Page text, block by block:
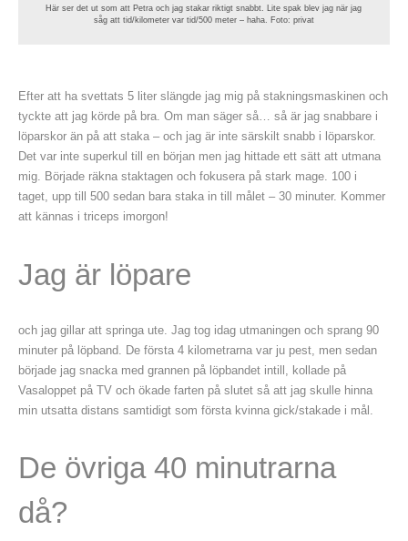
Här ser det ut som att Petra och jag stakar riktigt snabbt. Lite spak blev jag när jag
såg att tid/kilometer var tid/500 meter – haha. Foto: privat
Efter att ha svettats 5 liter slängde jag mig på stakningsmaskinen och
tyckte att jag körde på bra. Om man säger så… så är jag snabbare i
löparskor än på att staka – och jag är inte särskilt snabb i löparskor.
Det var inte superkul till en början men jag hittade ett sätt att utmana
mig. Började räkna staktagen och fokusera på stark mage. 100 i
taget, upp till 500 sedan bara staka in till målet – 30 minuter. Kommer
att kännas i triceps imorgon!
Jag är löpare
och jag gillar att springa ute. Jag tog idag utmaningen och sprang 90
minuter på löpband. De första 4 kilometrarna var ju pest, men sedan
började jag snacka med grannen på löpbandet intill, kollade på
Vasaloppet på TV och ökade farten på slutet så att jag skulle hinna
min utsatta distans samtidigt som första kvinna gick/stakade i mål.
De övriga 40 minutrarna
då?